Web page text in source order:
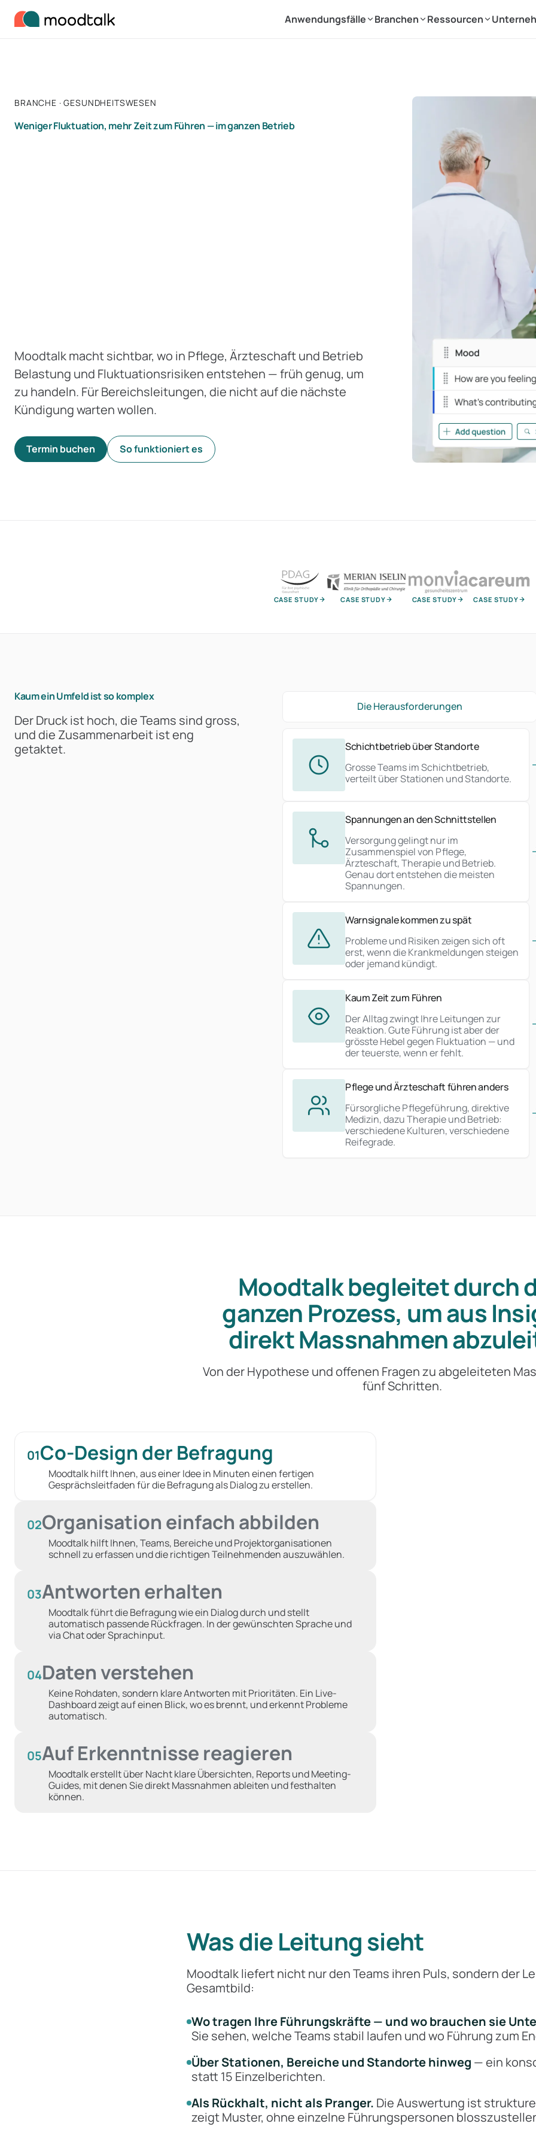
Anwendungsfälle
Branchen Ressourcen
BRANCHE · GESUNDHEITSWESEN
Weniger Fluktuation, mehr Zeit zum Führen — im ganzen Betrieb
Moodtalk macht sichtbar, wo in Pflege, Ärzteschaft und Betrieb
Belastung und Fluktuationsrisiken entstehen — früh genug, um
zu handeln. Für Bereichsleitungen, die nicht auf die nächste
Kündigung warten wollen.
Termin buchen So funktioniert es
CASE STUDY CASE STUDY CASE STUDY CASE STUDY
Kaum ein Umfeld ist so komplex
Der Druck ist hoch, die Teams sind gross,
und die Zusammenarbeit ist eng
getaktet.
Die Herausforderungen
Schichtbetrieb über Standorte
Grosse Teams im Schichtbetrieb,
verteilt über Stationen und Standorte.
Spannungen an den Schnittstellen
Versorgung gelingt nur im
Zusammenspiel von Pflege,
Ärzteschaft, Therapie und Betrieb.
Genau dort entstehen die meisten
Spannungen.
Warnsignale kommen zu spät
Probleme und Risiken zeigen sich oft
erst, wenn die Krankmeldungen steigen
oder jemand kündigt.
Kaum Zeit zum Führen
Der Alltag zwingt Ihre Leitungen zur
Reaktion. Gute Führung ist aber der
grösste Hebel gegen Fluktuation — und
der teuerste, wenn er fehlt.
Pflege und Ärzteschaft führen anders
Fürsorgliche Pflegeführung, direktive
Medizin, dazu Therapie und Betrieb:
verschiedene Kulturen, verschiedene
Reifegrade.
Moodtalk begleitet durch
ganzen Prozess, um aus
direkt Massnahmen
Von der Hypothese und offenen Fragen zu abgeleiteten
fünf Schritten.
01Co-Design der Befragung
Moodtalk hilft Ihnen, aus einer Idee in Minuten einen fertigen
Gesprächsleitfaden für die Befragung als Dialog zu erstellen.
02Organisation einfach abbilden
Moodtalk hilft Ihnen, Teams, Bereiche und Projektorganisationen
schnell zu erfassen und die richtigen Teilnehmenden auszuwählen.
03Antworten erhalten
Moodtalk führt die Befragung wie ein Dialog durch und stellt
automatisch passende Rückfragen. In der gewünschten Sprache und
via Chat oder Sprachinput.
04Daten verstehen
Keine Rohdaten, sondern klare Antworten mit Prioritäten. Ein Live-
Dashboard zeigt auf einen Blick, wo es brennt, und erkennt Probleme
automatisch.
05Auf Erkenntnisse reagieren
Moodtalk erstellt über Nacht klare Übersichten, Reports und Meeting-
Guides, mit denen Sie direkt Massnahmen ableiten und festhalten
können.
Was die Leitung sieht
Moodtalk liefert nicht nur den Teams ihren Puls, sondern der
Gesamtbild:
Wo tragen Ihre Führungskräfte — und wo brauchen sie
Sie sehen, welche Teams stabil laufen und wo Führung zum
Über Stationen, Bereiche und Standorte hinweg — ein
statt 15 Einzelberichten.
Als Rückhalt, nicht als Pranger. Die Auswertung ist
zeigt Muster, ohne einzelne Führungspersonen